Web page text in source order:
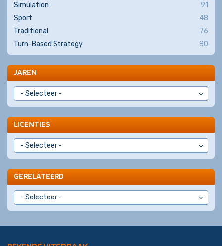
Simulation
91
Sport
48
Traditional
76
Turn-Based Strategy
80
JAREN
LICENTIES
GERELATEERD